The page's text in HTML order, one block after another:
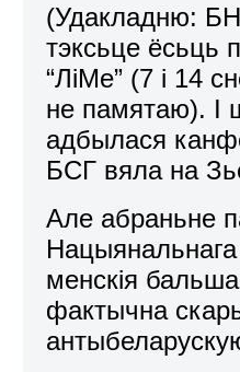
(Удакладню:
тэксьце ёсьць
“ЛіМе” (7 і 14
не памятаю). І
адбылася
БСГ вяла на
Але абраньне
Нацыянальнага
менскія
фактычна